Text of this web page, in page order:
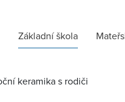
Základní škola
keramika s rodiči